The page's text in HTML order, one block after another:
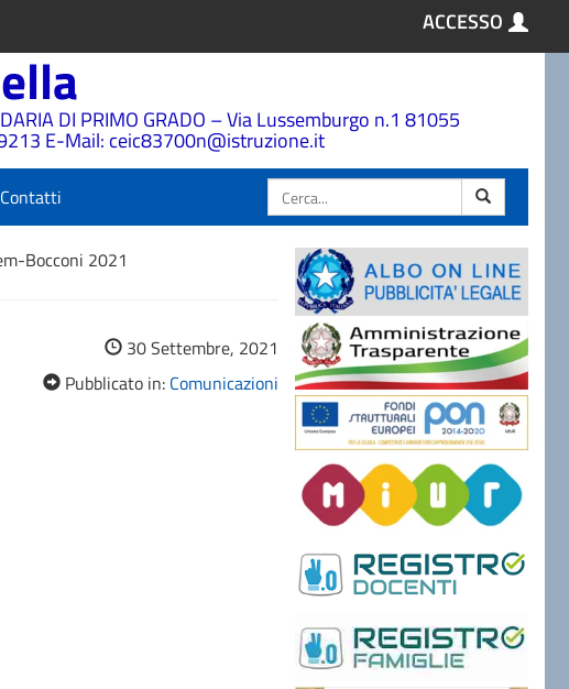
ACCESSO
DI PRIMO GRADO – Via Lussemburgo n.1 81055
E-Mail: ceic83700n@istruzione.it
Cerca
Contatti
Bocconi 2021
30 Settembre, 2021
Pubblicato in: Comunicazioni